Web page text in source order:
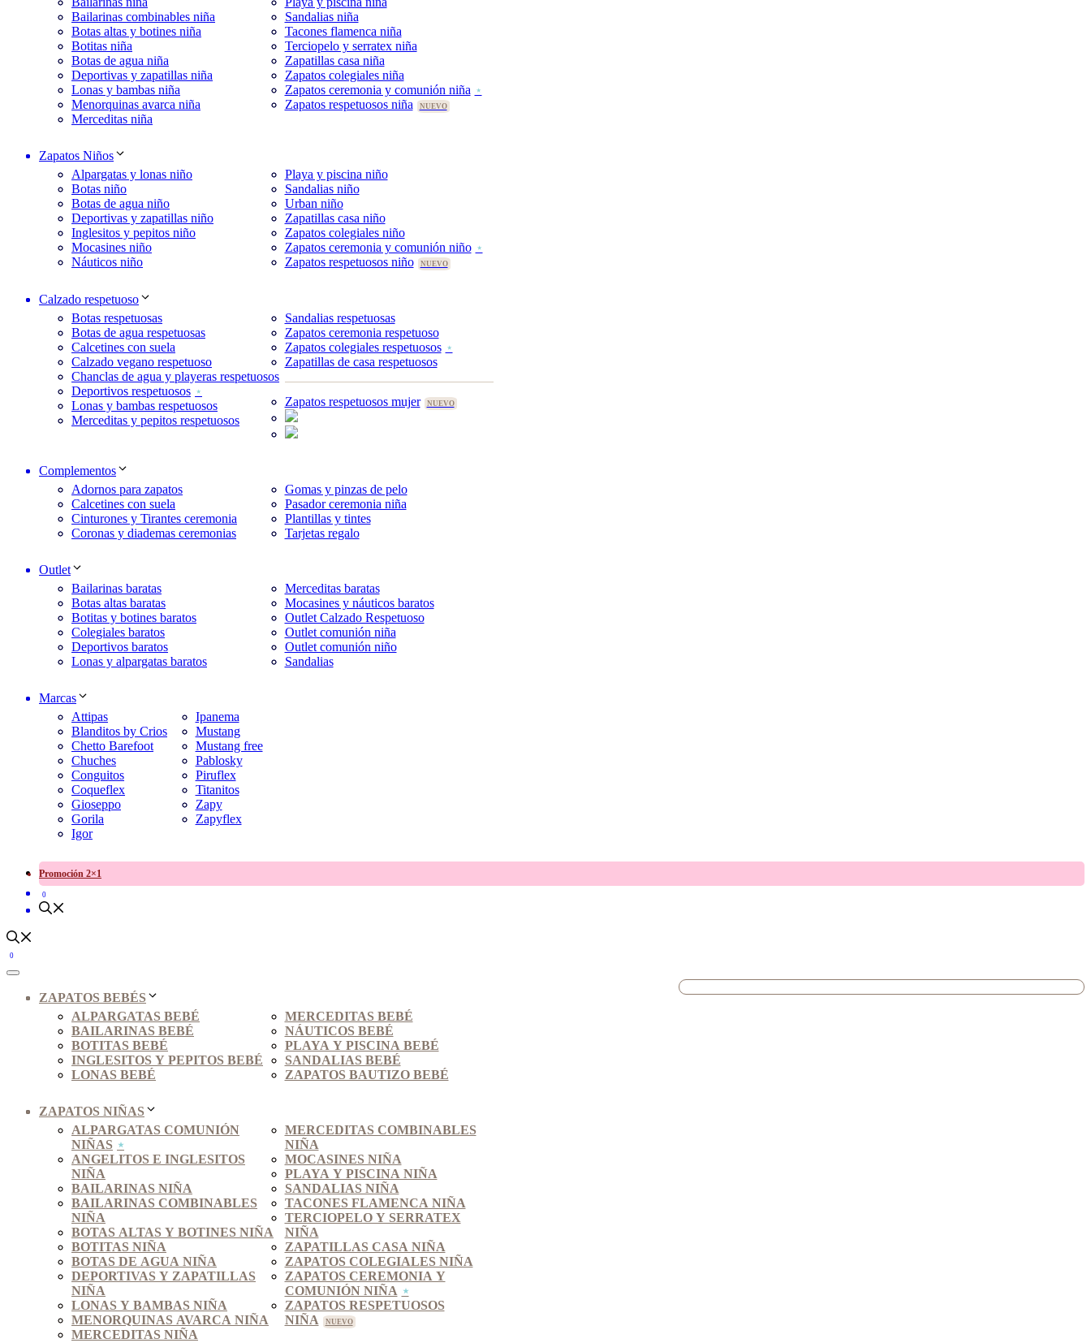
Bailarinas combinables niña
Botas altas y botines niña
Botitas niña
Botas de agua niña
Deportivas y zapatillas niña
Lonas y bambas niña
Menorquinas avarca niña
Merceditas niña
Sandalias niña
Tacones flamenca niña
Terciopelo y serratex niña
Zapatillas casa niña
Zapatos colegiales niña
Zapatos ceremonia y comunión niña
Zapatos respetuosos niña
Zapatos Niños
Alpargatas y lonas niño
Botas niño
Botas de agua niño
Deportivas y zapatillas niño
Inglesitos y pepitos niño
Mocasines niño
Náuticos niño
Playa y piscina niño
Sandalias niño
Urban niño
Zapatillas casa niño
Zapatos colegiales niño
Zapatos ceremonia y comunión niño
Zapatos respetuosos niño
Calzado respetuoso
Botas respetuosas
Botas de agua respetuosas
Calcetines con suela
Calzado vegano respetuoso
Chanclas de agua y playeras respetuosos
Deportivos respetuosos
Lonas y bambas respetuosos
Merceditas y pepitos respetuosos
Sandalias respetuosas
Zapatos ceremonia respetuoso
Zapatos colegiales respetuosos
Zapatillas de casa respetuosos
Zapatos respetuosos mujer
Complementos
Adornos para zapatos
Calcetines con suela
Cinturones y Tirantes ceremonia
Coronas y diademas ceremonias
Gomas y pinzas de pelo
Pasador ceremonia niña
Plantillas y tintes
Tarjetas regalo
Outlet
Bailarinas baratas
Botas altas baratas
Botitas y botines baratos
Colegiales baratos
Deportivos baratos
Lonas y alpargatas baratos
Merceditas baratas
Mocasines y náuticos baratos
Outlet Calzado Respetuoso
Outlet comunión niña
Outlet comunión niño
Sandalias
Marcas
Attipas
Blanditos by Crios
Chetto Barefoot
Chuches
Conguitos
Coqueflex
Gioseppo
Gorila
Igor
Ipanema
Mustang
Mustang free
Pablosky
Piruflex
Titanitos
Zapy
Zapyflex
Promoción 2×1
0
0
ZAPATOS BEBÉS
ALPARGATAS BEBÉ
BAILARINAS BEBÉ
BOTITAS BEBÉ
INGLESITOS Y PEPITOS BEBÉ
LONAS BEBÉ
MERCEDITAS BEBÉ
NÁUTICOS BEBÉ
PLAYA Y PISCINA BEBÉ
SANDALIAS BEBÉ
ZAPATOS BAUTIZO BEBÉ
ZAPATOS NIÑAS
ALPARGATAS COMUNIÓN
NIÑAS
ANGELITOS E INGLESITOS
NIÑA
BAILARINAS NIÑA
BAILARINAS COMBINABLES
NIÑA
BOTAS ALTAS Y BOTINES NIÑA
BOTITAS NIÑA
BOTAS DE AGUA NIÑA
DEPORTIVAS Y ZAPATILLAS
NIÑA
LONAS Y BAMBAS NIÑA
MENORQUINAS AVARCA NIÑA
MERCEDITAS NIÑA
MERCEDITAS COMBINABLES
NIÑA
MOCASINES NIÑA
PLAYA Y PISCINA NIÑA
SANDALIAS NIÑA
TACONES FLAMENCA NIÑA
TERCIOPELO Y SERRATEX
NIÑA
ZAPATILLAS CASA NIÑA
ZAPATOS COLEGIALES NIÑA
ZAPATOS CEREMONIA Y
COMUNIÓN NIÑA
ZAPATOS RESPETUOSOS
NIÑA